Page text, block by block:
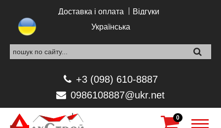
Доставка і оплата
Відгуки
Українська
+3 (098) 610-8887
0986108887@ukr.net
0